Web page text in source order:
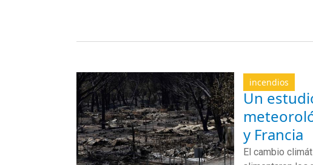
incendios
Un
y Francia
El cambio